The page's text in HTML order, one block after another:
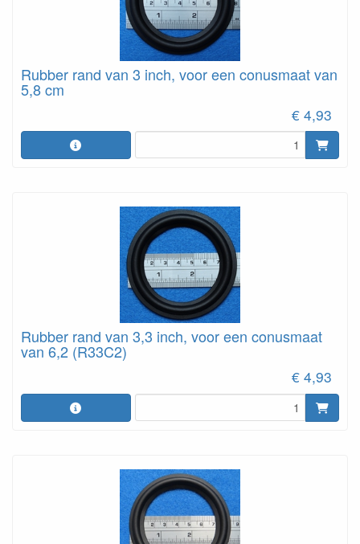
Rubber rand van 3 inch, voor een conusmaat van
5,8 cm
€ 4,93
Rubber rand van 3,3 inch, voor een conusmaat
van 6,2 (R33C2)
€ 4,93